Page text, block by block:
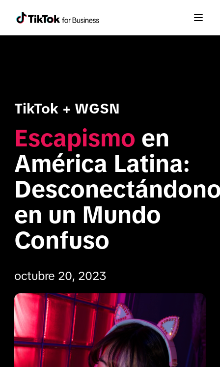
TikTok + WGSN
Escapismo en
América Latina:
en un Mundo
Confuso
octubre 20, 2023